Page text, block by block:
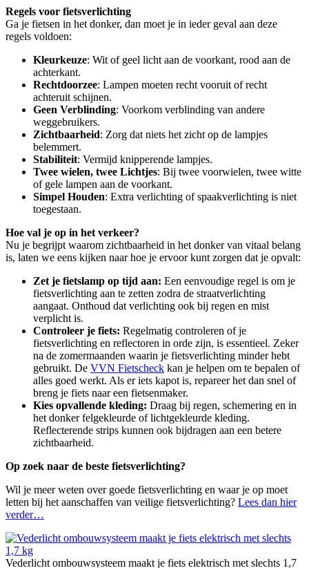
Regels voor fietsverlichting
Ga je fietsen in het donker, dan moet je in ieder geval aan deze
regels voldoen:
Kleurkeuze: Wit of geel licht aan de voorkant, rood aan de
achterkant.
Rechtdoorzee: Lampen moeten recht vooruit of recht
achteruit schijnen.
Geen Verblinding: Voorkom verblinding van andere
weggebruikers.
Zichtbaarheid: Zorg dat niets het zicht op de lampjes
belemmert.
Stabiliteit: Vermijd knipperende lampjes.
Twee wielen, twee Lichtjes: Bij twee voorwielen, twee witte
of gele lampen aan de voorkant.
Simpel Houden: Extra verlichting of spaakverlichting is niet
toegestaan.
Hoe val je op in het verkeer?
Nu je begrijpt waarom zichtbaarheid in het donker van vitaal belang
is, laten we eens kijken naar hoe je ervoor kunt zorgen dat je opvalt:
Zet je fietslamp op tijd aan: Een eenvoudige regel is om je
fietsverlichting aan te zetten zodra de straatverlichting
aangaat. Onthoud dat verlichting ook bij regen en mist
verplicht is.
Controleer je fiets: Regelmatig controleren of je
fietsverlichting en reflectoren in orde zijn, is essentieel. Zeker
na de zomermaanden waarin je fietsverlichting minder hebt
gebruikt. De VVN Fietscheck kan je helpen om te bepalen of
alles goed werkt. Als er iets kapot is, repareer het dan snel of
breng je fiets naar een fietsenmaker.
Kies opvallende kleding: Draag bij regen, schemering en in
het donker felgekleurde of lichtgekleurde kleding.
Reflecterende strips kunnen ook bijdragen aan een betere
zichtbaarheid.
Op zoek naar de beste fietsverlichting?
Wil je meer weten over goede fietsverlichting en waar je op moet
letten bij het aanschaffen van veilige fietsverlichting? Lees dan hier
verder…
Vederlicht ombouwsysteem maakt je fiets elektrisch met slechts 1,7